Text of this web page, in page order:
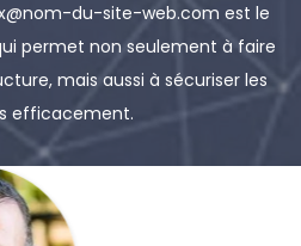
du-site-web.com est le
permet non seulement à faire
mais aussi à sécuriser les
efficacement.